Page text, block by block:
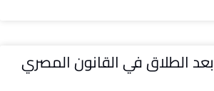
الطلاق في القانون المصري